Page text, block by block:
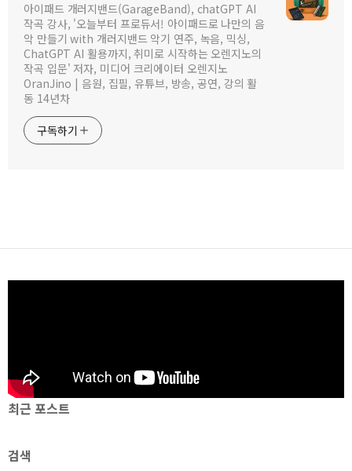
아이패드 개러지밴드(GarageBand), chatGPT AI
작곡 강사, '오늘부터 프로듀서! 아이패드로 나만의 음
악 만들기 with 개러지밴드 악기 연주, 녹음, 믹싱,
ChatGPT AI 활용까지, 취미로 시작하는 오렌지노의
작곡 입문' 저자, 미디어 크리에이터 오렌지노
OranJino | 음원, 집필, 유튜브, 방송, 공연, 강의 활
동 14년차
구독하기
최근 포스트
검색